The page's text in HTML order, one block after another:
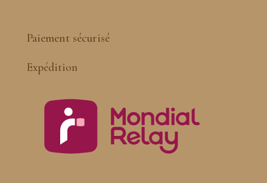
Paiement sécurisé
Expédition